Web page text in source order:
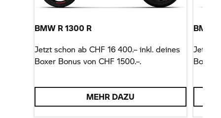
BMW R 1300 R
Jetzt schon ab CHF 16 400.– inkl. deines
Boxer Bonus von CHF 1500.–.
MEHR DAZU
BMW
Jetzt
Boxer